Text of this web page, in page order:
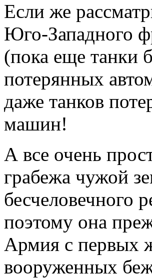
Если же
Юго-Западного
(пока еще танки
потерянных
даже танков
машин!
А все очень
грабежа чужой
бесчеловечного
поэтому она
Армия с первых
вооруженных